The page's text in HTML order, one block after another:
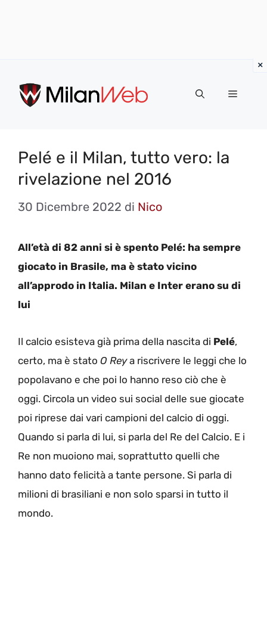
contenuto
MENU
Pelé e il Milan, tutto vero: la
rivelazione nel 2016
30 Dicembre 2022 di Nico
All’età di 82 anni si è spento Pelé: ha sempre
giocato in Brasile, ma è stato vicino
all’approdo in Italia. Milan e Inter erano su di
lui
Il calcio esisteva già prima della nascita di Pelé,
certo, ma è stato O Reya riscrivere le leggi che lo
popolavano e che poi lo hanno reso ciò che è
oggi. Circola un video sui social delle sue giocate
poi riprese dai vari campioni del calcio di oggi.
Quando si parla di lui, si parla del Re del Calcio. E i
Re non muoiono mai, soprattutto quelli che
hanno dato felicità a tante persone. Si parla di
milioni di brasiliani e non solo sparsi in tutto il
mondo.